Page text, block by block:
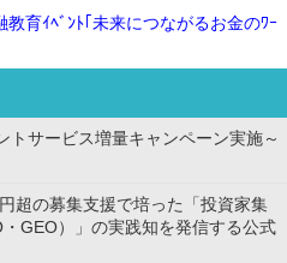
育ｲﾍﾞﾝﾄ｢未来につながるお金のﾜｰ
トサービス増量キャンペーン実施～
超の募集支援で培った「投資家集
GEO）」の実践知を発信する公式